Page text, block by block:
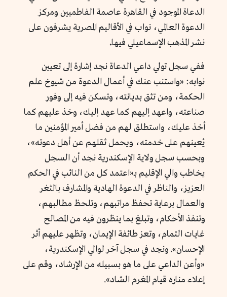
الدعاة الموجود في القاهرة عاصمة الفاطميين ومركز
الدعوة العالمي، نواب في الأقاليم المصرية يشرفون على
نشر المذهب الإسماعيلي فيها.
ففي سجل تولي داعي الدعاة نجد إشارة إلى تعيين
نوابه: «واستنب عنك في أعمال الدعوة من شيوخ علم
الحكمة، ومن تثق بديانته، وتسكن فيه إلى وفور
صناعته، واعهد إليهم كما عهد إليك، وخذ عليهم كما
أخذ عليك، واستطلق لهم من فضل أمير المؤمنين ما
يُعينهم على خدمته، ويحمل ثقلهم عن أهل دعوته»،
وبحسب سجل ولاية الإسكندرية نجد أن السجل
يخاطب والي الإقليم بـ«اعتمد كل من النائب في الحكم
العزيز، والناظر في الدعوة الهادية والمشارف بالثغر
والعمال برعاية تحفظ مراتبهم، وتلحظ مطالبهم،
وتنفذ الأحكام، وتبلغ بما ينظرون فيه من المصالح
غايات التمام، وتعز طائفة الإيمان، وتظهر عليهم أثر
الإحسان». ونجد في سجل آخر لوالي الإسكندرية،
«وأعن الداعي على ما هو بسبيله من الإرشاد، وقم على
إعلاء مناره قيام المغرم الشاد».